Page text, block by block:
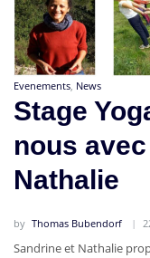
Evenements News
Stage
nous
Nathalie
by Thomas Bubendorf
Sandrine et Nathalie